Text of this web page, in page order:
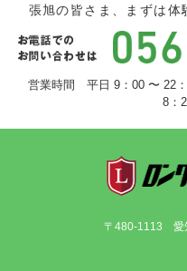
張旭の皆さま、まずは体
営業時間 平日 9：00 〜 22
8：
〒480-1113 愛